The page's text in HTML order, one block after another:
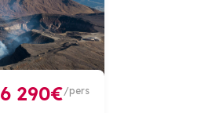
6 290€/pers